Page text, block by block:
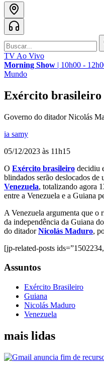
TV Ao Vivo
Morning Show | 10h00 -
Mundo
Exército brasileiro
Governo do ditador Nicolás
ia samy
05/12/2023 às 11h15
O Exército brasileiro decidiu
blindados serão deslocados
Venezuela, totalizando agora
entre a Venezuela e a Guiana
A Venezuela argumenta que o
da independência da Guiana
do ditadorNicolás Maduro,
[jp-related-posts
Assuntos
Exército Brasileiro
Guiana
Nicolás Maduro
Venezuela
mais lidas